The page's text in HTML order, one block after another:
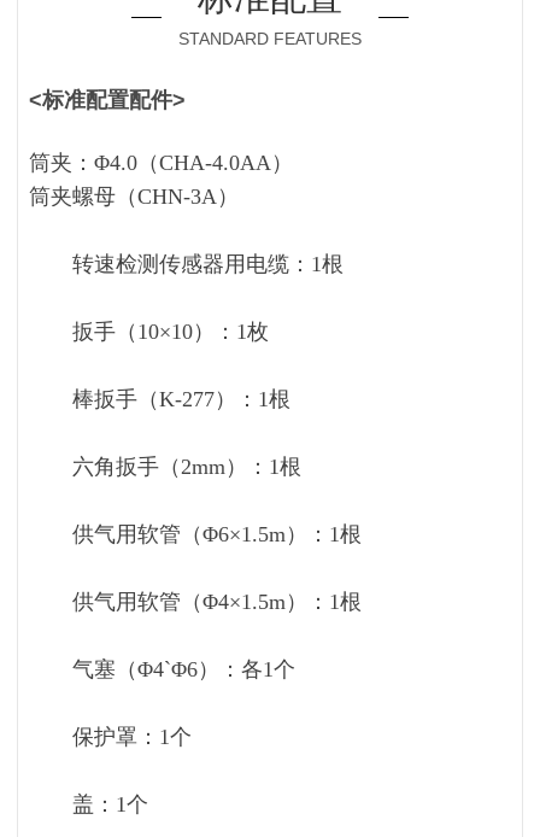
STANDARD FEATURES
<标准配置配件>
筒夹：Φ4.0（CHA-4.0AA）
筒夹螺母（CHN-3A）
转速检测传感器用电缆：1根
扳手（10×10）：1枚
棒扳手（K-277）：1根
六角扳手（2mm）：1根
供气用软管（Φ6×1.5m）：1根
供气用软管（Φ4×1.5m）：1根
气塞（Φ4`Φ6）：各1个
保护罩：1个
盖：1个